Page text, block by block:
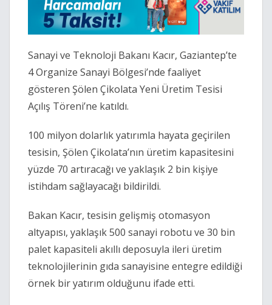
Sanayi ve Teknoloji Bakanı Kacır, Gaziantep’te
4 Organize Sanayi Bölgesi’nde faaliyet
gösteren Şölen Çikolata Yeni Üretim Tesisi
Açılış Töreni’ne katıldı.
100 milyon dolarlık yatırımla hayata geçirilen
tesisin, Şölen Çikolata’nın üretim kapasitesini
yüzde 70 artıracağı ve yaklaşık 2 bin kişiye
istihdam sağlayacağı bildirildi.
Bakan Kacır, tesisin gelişmiş otomasyon
altyapısı, yaklaşık 500 sanayi robotu ve 30 bin
palet kapasiteli akıllı deposuyla ileri üretim
teknolojilerinin gıda sanayisine entegre edildiği
örnek bir yatırım olduğunu ifade etti.